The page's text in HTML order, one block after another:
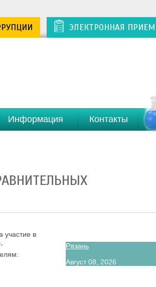
ЭЛЕКТРОННАЯ
Информация Контакты
Рязань
Август 08, 2026
участие в